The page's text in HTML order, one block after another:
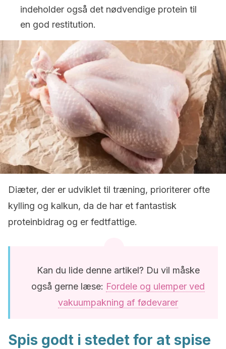
indeholder også det nødvendige protein til
en god restitution.
Diæter, der er udviklet til træning, prioriterer ofte
kylling og kalkun, da de har et fantastisk
proteinbidrag og er fedtfattige.
Kan du lide denne artikel? Du vil måske
også gerne læse: Fordele og ulemper ved
vakuumpakning af fødevarer
Spis godt i stedet for at spise